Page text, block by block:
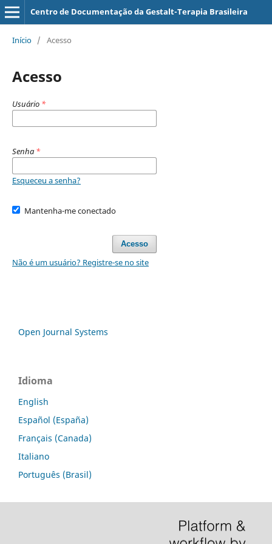
Centro de Documentação da Gestalt-Terapia Brasileira
Início / Acesso
Acesso
Usuário *
Senha *
Esqueceu a senha?
Mantenha-me conectado
Acesso
Não é um usuário? Registre-se no site
Open Journal Systems
Idioma
English
Español (España)
Français (Canada)
Italiano
Português (Brasil)